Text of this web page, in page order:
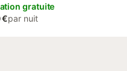
gratuite
€par nuit